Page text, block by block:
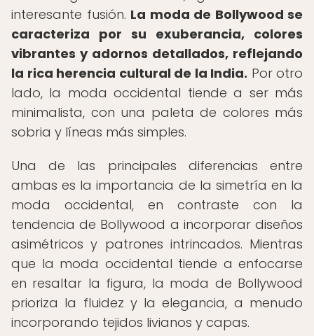
interesante fusión. La moda de Bollywood se
caracteriza por su exuberancia, colores
vibrantes y adornos detallados, reflejando
la rica herencia cultural de la India. Por otro
lado, la moda occidental tiende a ser más
minimalista, con una paleta de colores más
sobria y líneas más simples.
Una de las principales diferencias entre
ambas es la importancia de la simetría en la
moda occidental, en contraste con la
tendencia de Bollywood a incorporar diseños
asimétricos y patrones intrincados. Mientras
que la moda occidental tiende a enfocarse
en resaltar la figura, la moda de Bollywood
prioriza la fluidez y la elegancia, a menudo
incorporando tejidos livianos y capas.